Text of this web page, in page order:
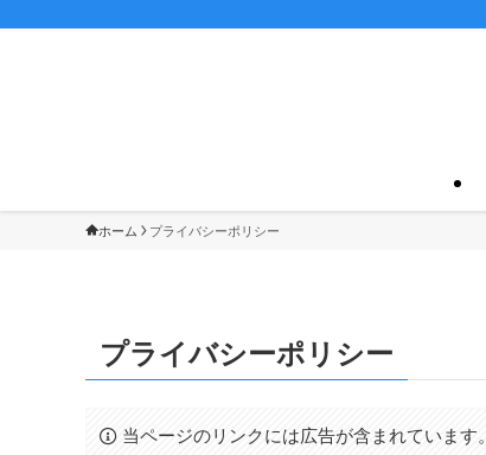
ホーム プライバシーポリシー
プライバシーポリシー
当ページのリンクには広告が含まれています。